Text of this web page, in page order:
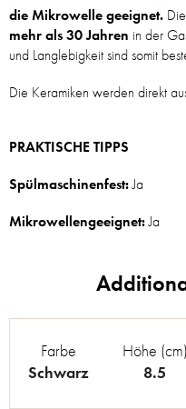
die Mikrowelle geeignet.
mehr als 30 Jahren in der
und Langlebigkeit sind somit
Die Keramiken werden direkt
PRAKTISCHE TIPPS
Spülmaschinenfest:Ja
Mikrowellengeeignet:Ja
Farbe
Schwarz
Höhe (cm)
8.5